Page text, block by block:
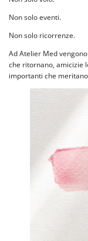
Non solo eventi.
Non solo ricorrenze.
Ad Atelier Med
che ritornano, amicizie
importanti che